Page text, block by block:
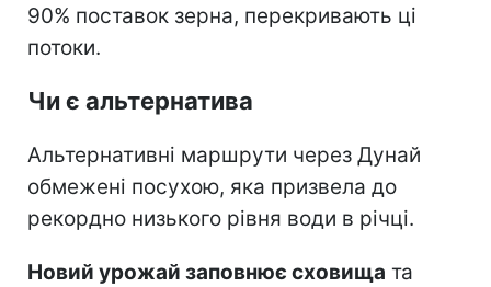
90% поставок зерна, перекривають ці
потоки.
Чи є альтернатива
Альтернативні маршрути через Дунай
обмежені посухою, яка призвела до
рекордно низького рівня води в річці.
Новий урожай заповнює сховища та